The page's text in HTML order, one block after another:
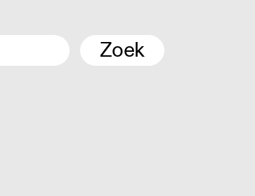
Zoek